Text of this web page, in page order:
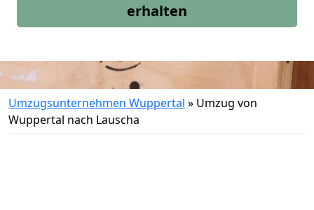
erhalten
Umzugsunternehmen Wuppertal » Umzug von
Wuppertal nach Lauscha